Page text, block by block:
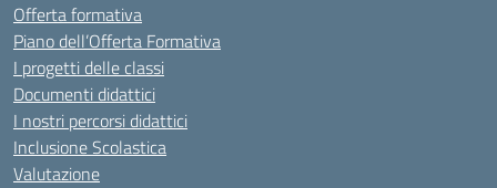
Offerta formativa
Piano dell’Offerta Formativa
I progetti delle classi
Documenti didattici
I nostri percorsi didattici
Inclusione Scolastica
Valutazione